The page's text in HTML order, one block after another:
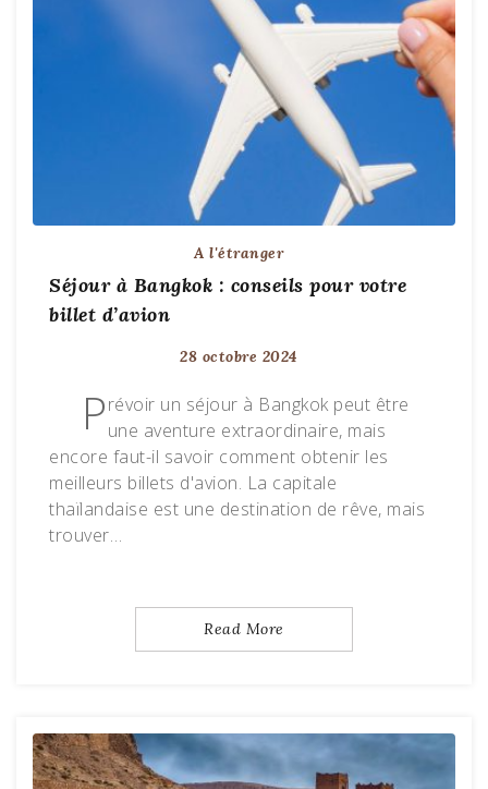
A l'étranger
Séjour à Bangkok : conseils pour votre
billet d’avion
28 octobre 2024
Prévoir un séjour à Bangkok peut être
une aventure extraordinaire, mais
encore faut-il savoir comment obtenir les
meilleurs billets d'avion. La capitale
thaïlandaise est une destination de rêve, mais
trouver…
Read More